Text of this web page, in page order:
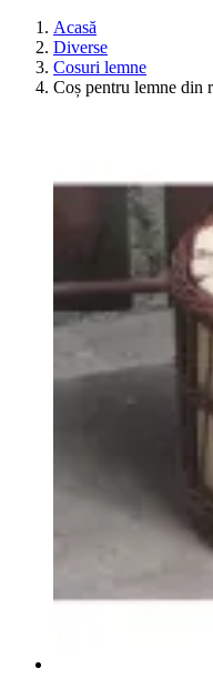
Acasă
Diverse
Cosuri lemne
Coș pentru lemne din